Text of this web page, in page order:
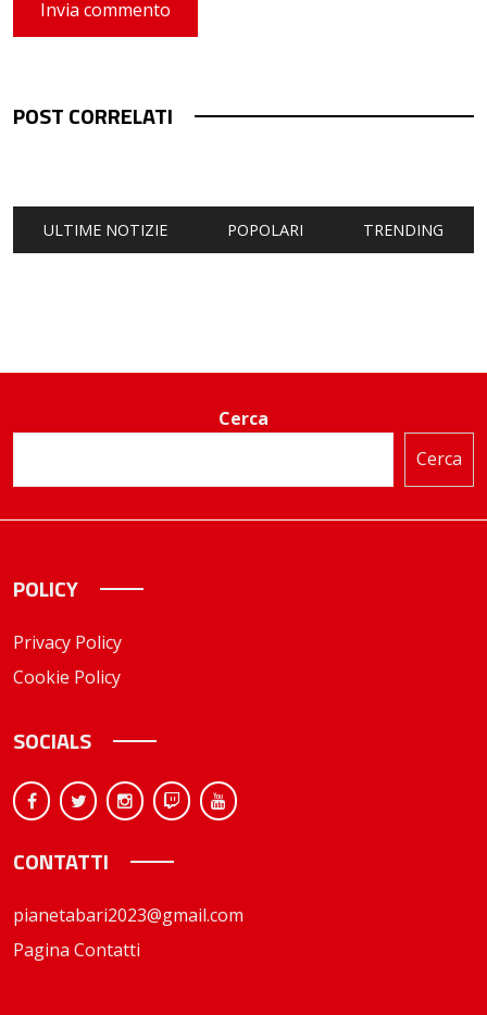
POST CORRELATI
ULTIME NOTIZIE POPOLARI TRENDING
Cerca
Cerca
POLICY
Privacy Policy
Cookie Policy
SOCIALS
CONTATTI
pianetabari2023@gmail.com
Pagina Contatti